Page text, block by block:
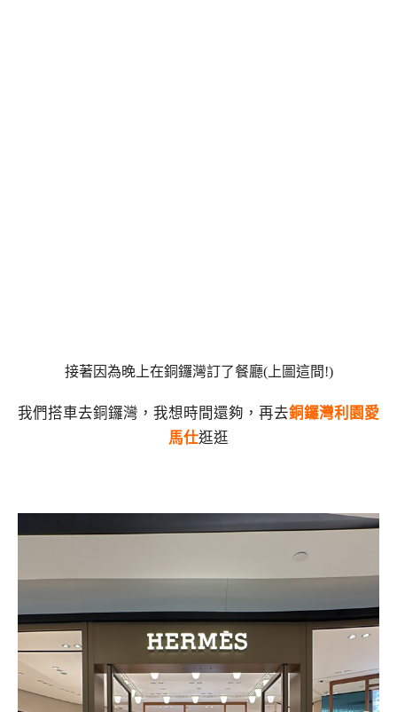
接著因為晚上在銅鑼灣訂了餐廳(上圖這間!)
我們搭車去銅鑼灣，我想時間還夠，再去銅鑼灣利園愛
馬仕逛逛